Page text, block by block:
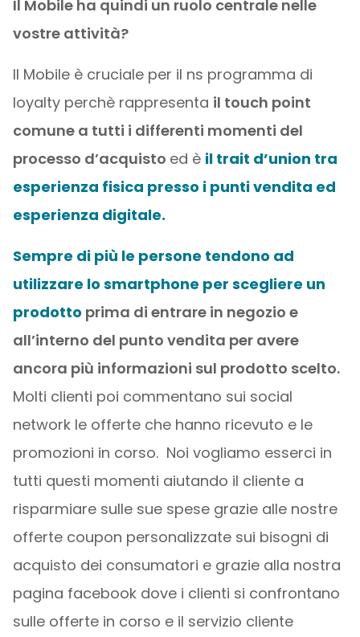
Il Mobile ha quindi un ruolo centrale nelle
vostre attività?
Il Mobile è cruciale per il ns programma di
loyalty perchè rappresenta il touch point
comune a tutti i differenti momenti del
processo d’acquisto ed è il trait d’union tra
esperienza fisica presso i punti vendita ed
esperienza digitale.
Sempre di più le persone tendono ad
utilizzare lo smartphone per scegliere un
prodotto prima di entrare in negozio e
all’interno del punto vendita per avere
ancora più informazioni sul prodotto scelto.
Molti clienti poi commentano sui social
network le offerte che hanno ricevuto e le
promozioni in corso. Noi vogliamo esserci in
tutti questi momenti aiutando il cliente a
risparmiare sulle sue spese grazie alle nostre
offerte coupon personalizzate sui bisogni di
acquisto dei consumatori e grazie alla nostra
pagina facebook dove i clienti si confrontano
sulle offerte in corso e il servizio cliente